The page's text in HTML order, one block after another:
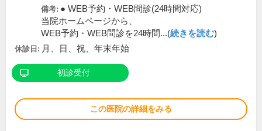
備考: ● WEB予約・WEB問診(24時間対応)
当院ホームページから、
WEB予約・WEB問診を24時間...(続きを読む)
休診日: 月、日、祝、年末年始
初診受付
この医院の詳細をみる